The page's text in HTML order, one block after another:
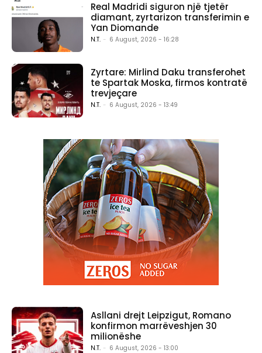
Real Madridi siguron një tjetër
diamant, zyrtarizon transferimin e
Yan Diomande
N.T. - 6 August, 2026 - 16:28
Zyrtare: Mirlind Daku transferohet
te Spartak Moska, firmos kontratë
trevjeçare
N.T. - 6 August, 2026 - 13:49
Asllani drejt Leipzigut, Romano
konfirmon marrëveshjen 30
milionëshe
N.T. - 6 August, 2026 - 13:00